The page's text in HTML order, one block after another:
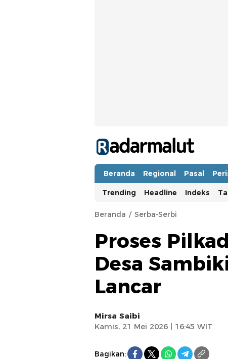
Radar Malut
Bacaan Nyindir
Beranda Regional Pasal
Trending Headline Indeks
Beranda Serba-Serbi
Proses
Desa
Lancar
Mirsa Saibi
Kamis, 21 Mei 2026 | 16:45 WIT
Bagikan: